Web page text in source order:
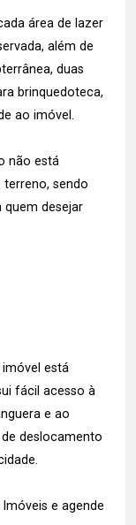
área de lazer
além de
duas
brinquedoteca,
ao imóvel.
não está
sendo
quem desejar
está
fácil acesso à
e ao
deslocamento
e agende